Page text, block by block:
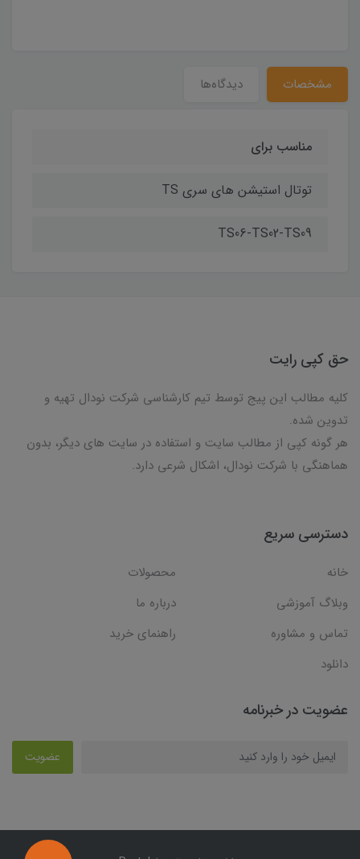
مشخصات دیدگاه‌ها
مناسب برای
توتال استیشن های سری TS
TS06-TS02-TS09
حق کپی رایت
کلیه مطالب این پیج توسط تیم کارشناسی شرکت نودال تهیه و
تدوین شده.
هر گونه کپی از مطالب سایت و استفاده در سایت های دیگر، بدون
هماهنگی با شرکت نودال، اشکال شرعی دارد.
دسترسی سریع
خانه
محصولات
وبلاگ آموزشی
درباره ما
تماس و مشاوره
راهنمای خرید
دانلود
عضویت در خبرنامه
عضویت